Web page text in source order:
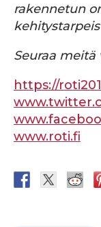
rakennetun
Seuraa meitä
https://
www.roti.fi